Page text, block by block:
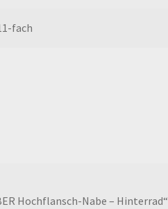
fach
Hochflansch-Nabe – Hinterrad“